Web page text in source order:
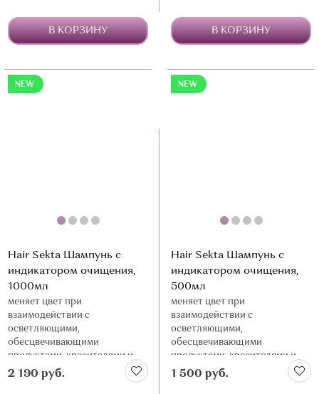
В КОРЗИНУ В КОРЗИНУ
NEW
Hair Sekta Шампунь с
индикатором очищения,
1000мл
меняет цвет при
взаимодействии с
осветляющими,
обесцвечивающими
продуктами, красителями и
любыми щелочными
составами
2 190 руб.
NEW
Hair Sekta Шампунь с
индикатором очищения,
500мл
меняет цвет при
взаимодействии с
осветляющими,
обесцвечивающими
продуктами, красителями и
любыми щелочными
составами
1 500 руб.